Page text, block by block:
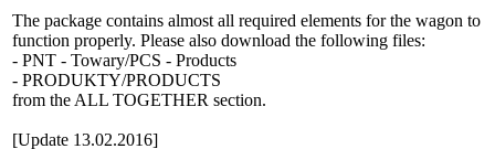
The package contains almost all required elements for the wagon to
function properly. Please also download the following files:
- PNT - Towary/PCS - Products
- PRODUKTY/PRODUCTS
from the ALL TOGETHER section.
[Update 13.02.2016]